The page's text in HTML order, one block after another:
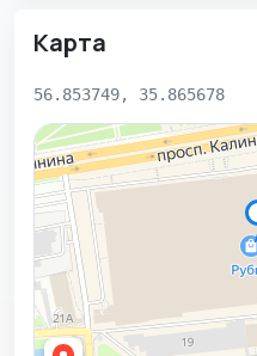
Карта
56.853749, 35.865678